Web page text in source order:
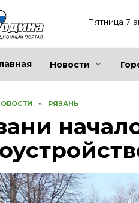
Пятница 7
Новости
» РЯЗАНЬ